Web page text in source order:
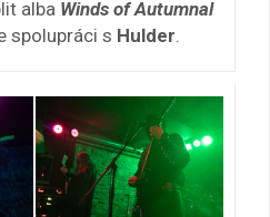
alba Winds of Autumnal
spolupráci s Hulder